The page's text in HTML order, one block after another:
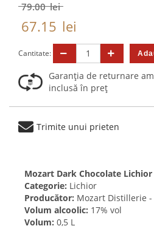
79.00lei
67.15 lei
Cantitate:
Garanția de returnare
inclusă în preț
Trimite unui prieten
Mozart Dark Chocolate Lichior
Categorie: Lichior
Producător: Mozart Distillerie
Volum alcoolic: 17% vol
Volum: 0,5 L